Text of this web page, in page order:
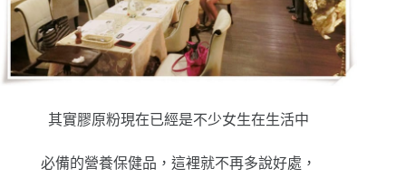
其實膠原粉現在已經是不少女生在生活中
必備的營養保健品，這裡就不再多說好處，